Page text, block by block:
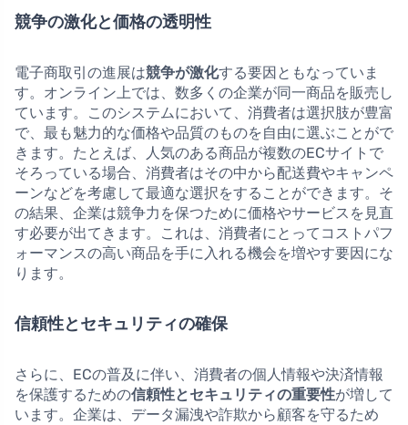
競争の激化と価格の透明性
電子商取引の進展は競争が激化する要因ともなっていま
す。オンライン上では、数多くの企業が同一商品を販売し
ています。このシステムにおいて、消費者は選択肢が豊富
で、最も魅力的な価格や品質のものを自由に選ぶことがで
きます。たとえば、人気のある商品が複数のECサイトで
そろっている場合、消費者はその中から配送費やキャンペ
ーンなどを考慮して最適な選択をすることができます。そ
の結果、企業は競争力を保つために価格やサービスを見直
す必要が出てきます。これは、消費者にとってコストパフ
ォーマンスの高い商品を手に入れる機会を増やす要因にな
ります。
信頼性とセキュリティの確保
さらに、ECの普及に伴い、消費者の個人情報や決済情報
を保護するための信頼性とセキュリティの重要性が増して
います。企業は、データ漏洩や詐欺から顧客を守るため